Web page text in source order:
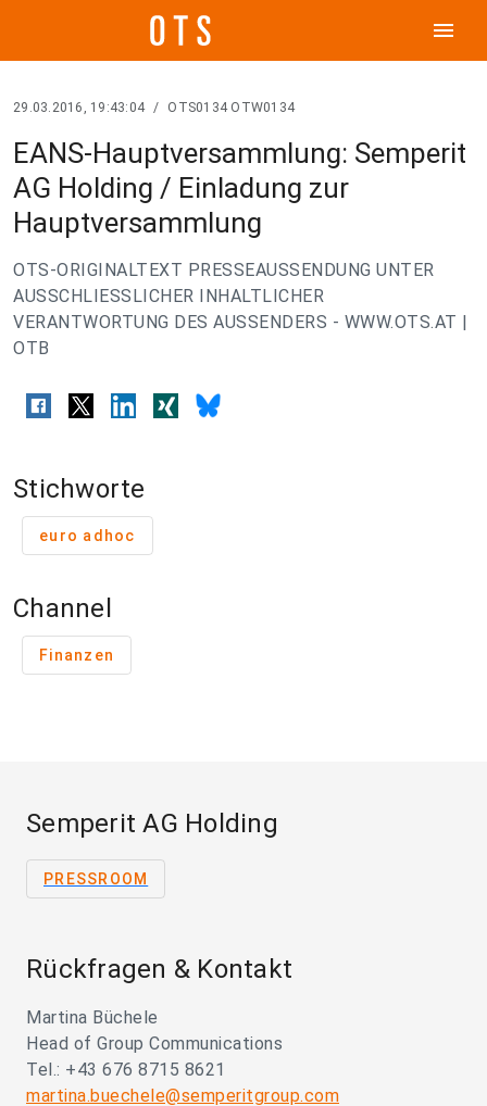
menu
29.03.2016, 19:43:04 / OTS0134 OTW0134
EANS-Hauptversammlung: Semperit
AG Holding / Einladung zur
Hauptversammlung
OTS-ORIGINALTEXT PRESSEAUSSENDUNG UNTER
AUSSCHLIESSLICHER INHALTLICHER
VERANTWORTUNG DES AUSSENDERS - WWW.OTS.AT |
OTB
Stichworte
euro adhoc
Channel
Finanzen
Semperit AG Holding
PRESSROOM
Rückfragen & Kontakt
Martina Büchele
Head of Group Communications
Tel.: +43 676 8715 8621
martina.buechele@semperitgroup.com